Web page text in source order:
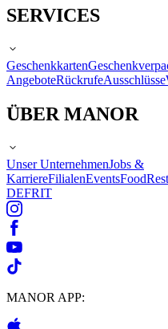
SERVICES
Geschenkkarten
AngeboteRückrufeAusschlüsse
ÜBER MANOR
Unser UnternehmenJobs &
KarriereFilialenEventsFood
DEFRIT
MANOR APP: